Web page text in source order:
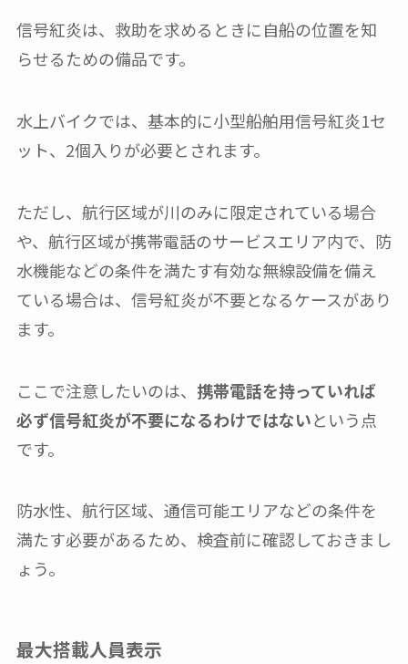
信号紅炎は、救助を求めるときに自船の位置を知
らせるための備品です。
水上バイクでは、基本的に小型船舶用信号紅炎1セ
ット、2個入りが必要とされます。
ただし、航行区域が川のみに限定されている場合
や、航行区域が携帯電話のサービスエリア内で、防
水機能などの条件を満たす有効な無線設備を備え
ている場合は、信号紅炎が不要となるケースがあり
ます。
ここで注意したいのは、 携帯電話を持っていれば
必ず信号紅炎が不要になるわけではないという点
です。
防水性、航行区域、通信可能エリアなどの条件を
満たす必要があるため、検査前に確認しておきまし
ょう。
最大搭載人員表示